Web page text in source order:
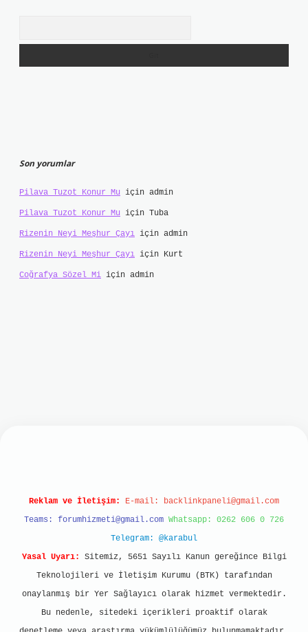
Son yorumlar
Pilava Tuzot Konur Mu için admin
Pilava Tuzot Konur Mu için Tuba
Rizenin Neyi Meşhur Çayı için admin
Rizenin Neyi Meşhur Çayı için Kurt
Coğrafya Sözel Mi için admin
Reklam ve İletişim: E-mail: backlinkpaneli@gmail.com
Teams: forumhizmeti@gmail.com Whatsapp: 0262 606 0 726
Telegram: @karabul
Yasal Uyarı:
Sitemiz, 5651 Sayılı Kanun gereğince Bilgi
Teknolojileri ve İletişim Kurumu (BTK) tarafından
onaylanmış bir Yer Sağlayıcı olarak hizmet vermektedir.
Bu nedenle, sitedeki içerikleri proaktif olarak